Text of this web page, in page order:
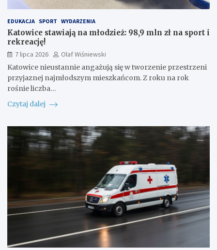
EDUKACJA SPORT WYDARZENIA
Katowice stawiają na młodzież: 98,9 mln zł na sport i
rekreację!
7 lipca 2026
Olaf Wiśniewski
Katowice nieustannie angażują się w tworzenie przestrzeni
przyjaznej najmłodszym mieszkańcom. Z roku na rok
rośnie liczba…
Czytaj dalej